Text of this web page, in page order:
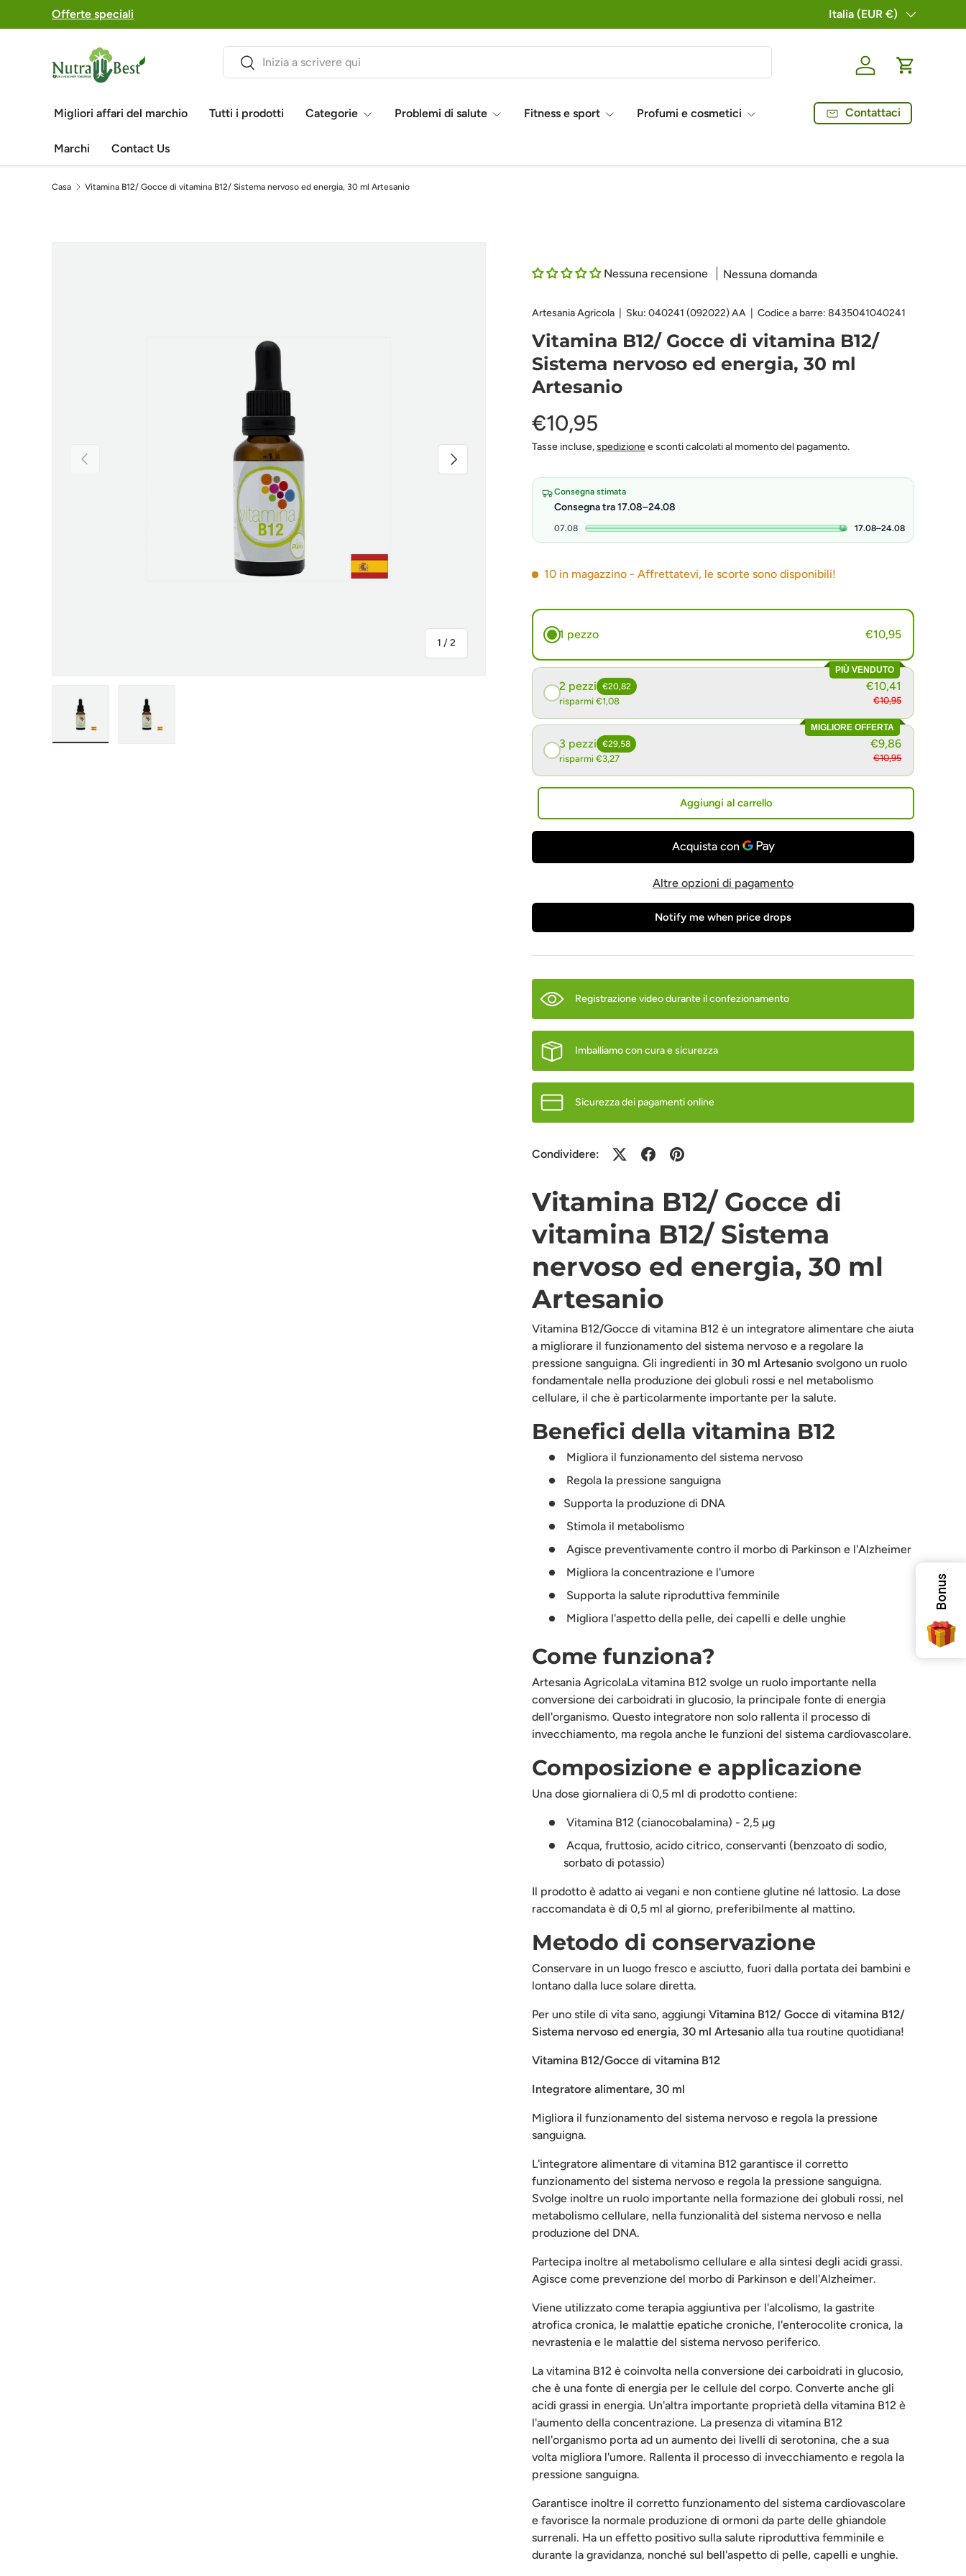
Salta al contenuto
Offerte speciali Paese/regione
Italia (EUR €)
Ricerca
Ricerca
Login
Carrello
Migliori affari del marchio Tutti i prodotti Categorie Problemi di salute Fitness e sport Profumi e cosmetici
Marchi Contact Us
Contattaci
Casa Vitamina B12/ Gocce di vitamina B12/ Sistema nervoso ed energia, 30 ml Artesanio
Precedente
1 /Di
2
Prossimo
Nessuna recensione Nessuna domanda
Artesania Agricola Sku: 040241 (092022) AA Codice a barre: 8435041040241
Vitamina B12/ Gocce di vitamina B12/
Sistema nervoso ed energia, 30 ml
Artesanio
€10,95
Tasse incluse,spedizionee sconti calcolati al momento del pagamento.
Consegna stimata
Consegna tra 17.08–24.08
07.08 17.08–24.08
10 in magazzino - Affrettatevi, le scorte sono disponibili!
1 pezzo €10,95
PIÙ VENDUTO
2 pezzi €20,82
risparmi €1,08
€10,41
€10,95
MIGLIORE OFFERTA
3 pezzi €29,58
risparmi €3,27
€9,86
€10,95
Aggiungi al carrello
Altre opzioni di pagamento
Notify me when price drops
Registrazione video durante il confezionamento
Imballiamo con cura e sicurezza
Sicurezza dei pagamenti online
Condividere:
Vitamina B12/ Gocce di
vitamina B12/ Sistema
nervoso ed energia, 30 ml
Artesanio
Vitamina B12/Gocce di vitamina B12 è un integratore alimentare che aiuta
a migliorare il funzionamento del sistema nervoso e a regolare la
pressione sanguigna. Gli ingredienti in 30 ml Artesanio svolgono un ruolo
fondamentale nella produzione dei globuli rossi e nel metabolismo
cellulare, il che è particolarmente importante per la salute.
Benefici della vitamina B12
Migliora il funzionamento del sistema nervoso
Regola la pressione sanguigna
Supporta la produzione di DNA
Stimola il metabolismo
Agisce preventivamente contro il morbo di Parkinson e l'Alzheimer
Migliora la concentrazione e l'umore
Supporta la salute riproduttiva femminile
Migliora l'aspetto della pelle, dei capelli e delle unghie
Come funziona?
Artesania AgricolaLa vitamina B12 svolge un ruolo importante nella
conversione dei carboidrati in glucosio, la principale fonte di energia
dell'organismo. Questo integratore non solo rallenta il processo di
invecchiamento, ma regola anche le funzioni del sistema cardiovascolare.
Composizione e applicazione
Una dose giornaliera di 0,5 ml di prodotto contiene:
Vitamina B12 (cianocobalamina) - 2,5 µg
Acqua, fruttosio, acido citrico, conservanti (benzoato di sodio,
sorbato di potassio)
Il prodotto è adatto ai vegani e non contiene glutine né lattosio. La dose
raccomandata è di 0,5 ml al giorno, preferibilmente al mattino.
Metodo di conservazione
Conservare in un luogo fresco e asciutto, fuori dalla portata dei bambini e
lontano dalla luce solare diretta.
Per uno stile di vita sano, aggiungi Vitamina B12/ Gocce di vitamina B12/
Sistema nervoso ed energia, 30 ml Artesanio alla tua routine quotidiana!
Vitamina B12/Gocce di vitamina B12
Integratore alimentare, 30 ml
Migliora il funzionamento del sistema nervoso e regola la pressione
sanguigna.
L'integratore alimentare di vitamina B12 garantisce il corretto
funzionamento del sistema nervoso e regola la pressione sanguigna.
Svolge inoltre un ruolo importante nella formazione dei globuli rossi, nel
metabolismo cellulare, nella funzionalità del sistema nervoso e nella
produzione del DNA.
Partecipa inoltre al metabolismo cellulare e alla sintesi degli acidi grassi.
Agisce come prevenzione del morbo di Parkinson e dell'Alzheimer.
Viene utilizzato come terapia aggiuntiva per l'alcolismo, la gastrite
atrofica cronica, le malattie epatiche croniche, l'enterocolite cronica, la
nevrastenia e le malattie del sistema nervoso periferico.
La vitamina B12 è coinvolta nella conversione dei carboidrati in glucosio,
che è una fonte di energia per le cellule del corpo. Converte anche gli
acidi grassi in energia. Un'altra importante proprietà della vitamina B12 è
l'aumento della concentrazione. La presenza di vitamina B12
nell'organismo porta ad un aumento dei livelli di serotonina, che a sua
volta migliora l'umore. Rallenta il processo di invecchiamento e regola la
pressione sanguigna.
Garantisce inoltre il corretto funzionamento del sistema cardiovascolare
e favorisce la normale produzione di ormoni da parte delle ghiandole
surrenali. Ha un effetto positivo sulla salute riproduttiva femminile e
durante la gravidanza, nonché sul bell'aspetto di pelle, capelli e unghie.
Bonus